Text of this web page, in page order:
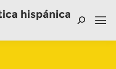
Buscar: